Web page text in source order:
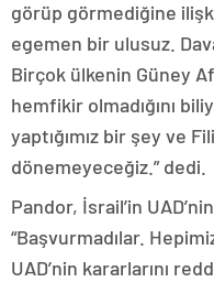
görüp görmediğine
egemen bir ulusuz.
Birçok ülkenin Güney
hemfikir olmadığını
yaptığımız bir şey ve
dönemeyeceğiz.” dedi.
Pandor, İsrail’in
“Başvurmadılar.
UAD’nin kararlarını